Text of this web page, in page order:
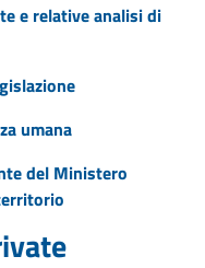
e relative analisi di
umana
del Ministero